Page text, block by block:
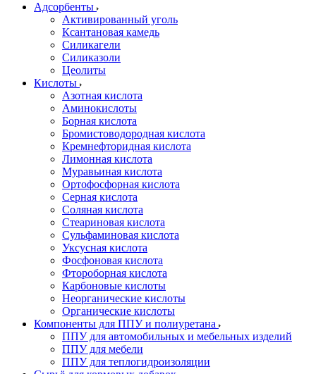
Адсорбенты
Активированный уголь
Ксантановая камедь
Силикагели
Силиказоли
Цеолиты
Кислоты
Азотная кислота
Аминокислоты
Борная кислота
Бромистоводородная кислота
Кремнефторидная кислота
Лимонная кислота
Муравьиная кислота
Ортофосфорная кислота
Серная кислота
Соляная кислота
Стеариновая кислота
Сульфаминовая кислота
Уксусная кислота
Фосфоновая кислота
Фтороборная кислота
Карбоновые кислоты
Неорганические кислоты
Органические кислоты
Компоненты для ППУ и полиуретана
ППУ для автомобильных и мебельных изделий
ППУ для мебели
ППУ для теплогидроизоляции